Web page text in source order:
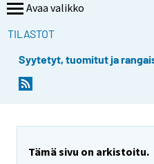
Avaa valikko
TILASTOT
Syytetyt, tuomitut ja
Tämä sivu on arkistoitu.